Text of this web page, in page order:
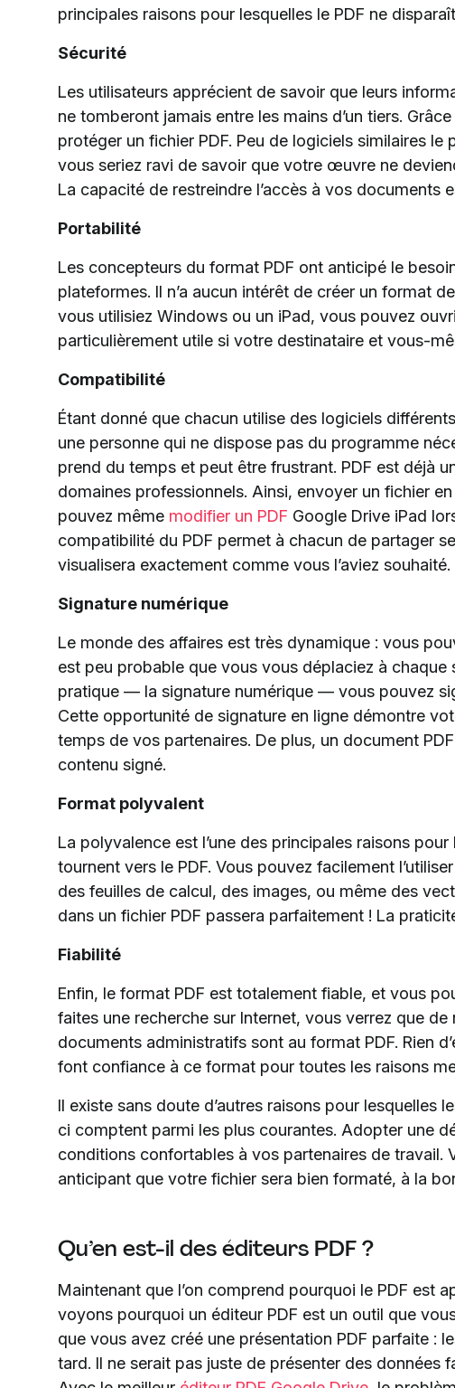
principales raisons pour lesquelles le PDF ne
Sécurité
Les utilisateurs apprécient de savoir que leurs
ne tomberont jamais entre les mains d’un tiers.
protéger un fichier PDF. Peu de logiciels similaires
vous seriez ravi de savoir que votre œuvre ne
La capacité de restreindre l’accès à vos documents
Portabilité
Les concepteurs du format PDF ont anticipé le
plateformes. Il n’a aucun intérêt de créer un format
vous utilisiez Windows ou un iPad, vous pouvez
particulièrement utile si votre destinataire et vous-
Compatibilité
Étant donné que chacun utilise des logiciels
une personne qui ne dispose pas du programme
prend du temps et peut être frustrant. PDF est déjà
domaines professionnels. Ainsi, envoyer un fichier
pouvez même modifier un PDF Google Drive iPad
compatibilité du PDF permet à chacun de partager
visualisera exactement comme vous l’aviez souhaité.
Signature numérique
Le monde des affaires est très dynamique : vous
est peu probable que vous vous déplaciez à
pratique — la signature numérique — vous pouvez
Cette opportunité de signature en ligne démontre
temps de vos partenaires. De plus, un document
contenu signé.
Format polyvalent
La polyvalence est l’une des principales raisons
tournent vers le PDF. Vous pouvez facilement
des feuilles de calcul, des images, ou même des
dans un fichier PDF passera parfaitement ! La
Fiabilité
Enfin, le format PDF est totalement fiable, et vous
faites une recherche sur Internet, vous verrez que
documents administratifs sont au format PDF. Rien
font confiance à ce format pour toutes les raisons
Il existe sans doute d’autres raisons pour lesquelles
ci comptent parmi les plus courantes. Adopter une
conditions confortables à vos partenaires de travail.
anticipant que votre fichier sera bien formaté, à la
Qu’en est-il des éditeurs PDF ?
Maintenant que l’on comprend pourquoi le PDF est
voyons pourquoi un éditeur PDF est un outil que
que vous avez créé une présentation PDF parfaite :
tard. Il ne serait pas juste de présenter des données